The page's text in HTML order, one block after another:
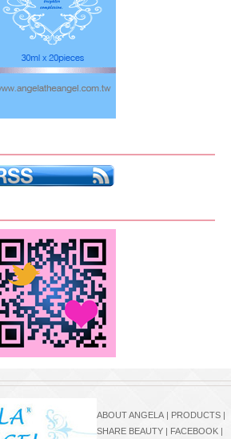
ABOUT ANGELA | PRODUCTS |
SHARE BEAUTY | FACEBOOK |